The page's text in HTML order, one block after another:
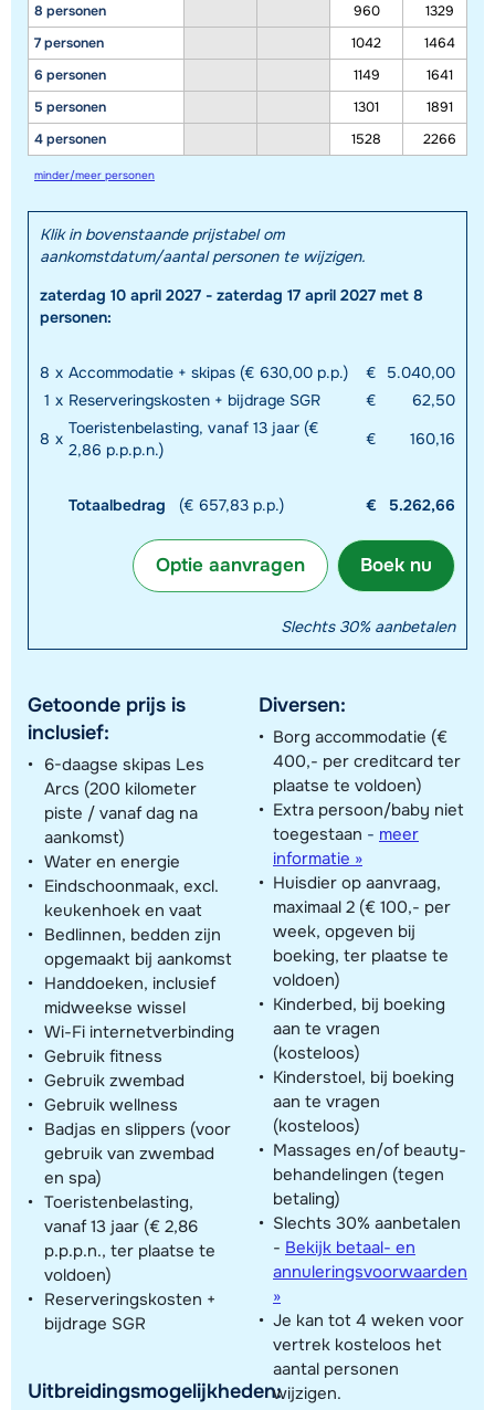
8 personen
7 personen
6 personen
5 personen
4 personen
960
1329
1042
1464
1149
1641
1301
1891
1528
2266
minder/meer personen
Klik in bovenstaande prijstabel om
aankomstdatum/aantal personen te wijzigen.
zaterdag 10 april 2027 - zaterdag 17 april 2027 met 8
personen:
8 x Accommodatie + skipas (€ 630,00 p.p.) €
5.040,00
1 x Reserveringskosten + bijdrage SGR €
62,50
8 x
Toeristenbelasting, vanaf 13 jaar (€
2,86 p.p.p.n.)
€ 160,16
Totaalbedrag (€ 657,83 p.p.) € 5.262,66
Boek nu
Optie aanvragen
Slechts 30% aanbetalen
Getoonde prijs is
inclusief:
6-daagse skipas Les
Arcs (200 kilometer
piste / vanaf dag na
aankomst)
Water en energie
Eindschoonmaak, excl.
keukenhoek en vaat
Bedlinnen, bedden zijn
opgemaakt bij aankomst
Handdoeken, inclusief
midweekse wissel
Wi-Fi internetverbinding
Gebruik fitness
Gebruik zwembad
Gebruik wellness
Badjas en slippers (voor
gebruik van zwembad
en spa)
Toeristenbelasting,
vanaf 13 jaar (€ 2,86
p.p.p.n., ter plaatse te
voldoen)
Reserveringskosten +
bijdrage SGR
Uitbreidingsmogelijkheden:
Diversen:
Borg accommodatie (€
400,- per creditcard ter
plaatse te voldoen)
Extra persoon/baby niet
toegestaan - meer
informatie »
Huisdier op aanvraag,
maximaal 2 (€ 100,- per
week, opgeven bij
boeking, ter plaatse te
voldoen)
Kinderbed, bij boeking
aan te vragen
(kosteloos)
Kinderstoel, bij boeking
aan te vragen
(kosteloos)
Massages en/of beauty-
behandelingen (tegen
betaling)
Slechts 30% aanbetalen
- Bekijk betaal- en
annuleringsvoorwaarden
»
Je kan tot 4 weken voor
vertrek kosteloos het
aantal personen
wijzigen.